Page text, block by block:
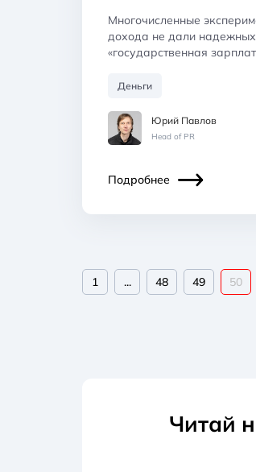
Многочисленные
дохода не дали надежных
«государственная
Деньги
Юрий Павлов
Head of PR
Подробнее
1 ... 48 49 50
Читай